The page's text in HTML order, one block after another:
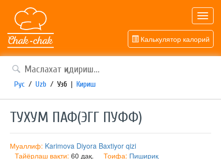
Калькулятор калорий
Рус / Uzb / Узб | Кириш
ТУХУМ ПАФ(ЭГГ ПУФФ)
Муаллиф: Karimova Diyora Baxtiyor qizi
Тайёрлаш вақти: 60 дақ. Тоифа: Пишириқ